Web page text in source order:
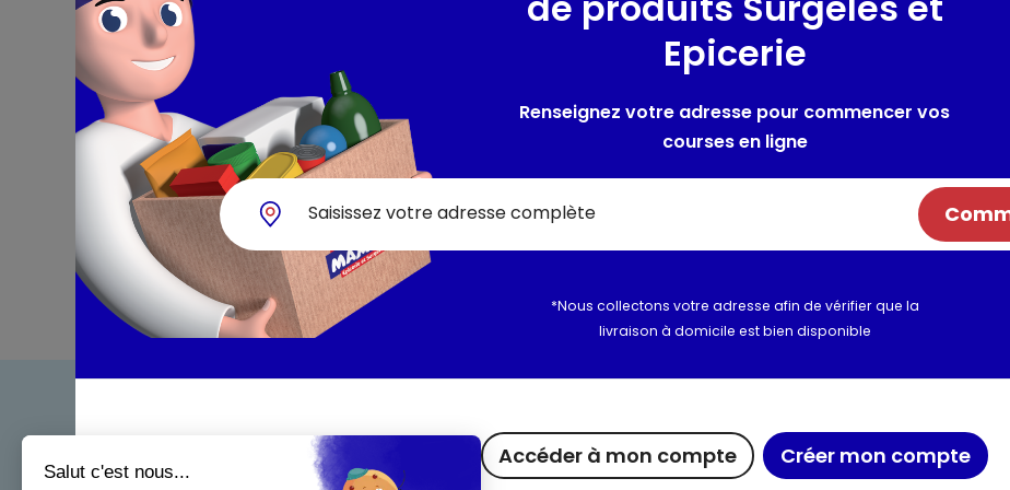
Bienvenue chez Maximo
Nos engagements
Maxicado
Parrainage
Nous rejoindre
Nous contacter
Epicerie
Renseignez votre adresse pour commencer vos
courses en ligne
*Nous collectons votre adresse afin de vérifier que la
livraison à domicile est bien disponible
Accéder à mon compte Créer mon compte